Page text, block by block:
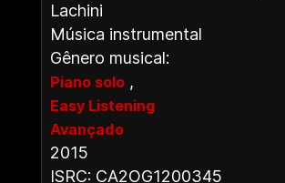
Lachini
Música instrumental
Gênero musical:
Piano solo ,
Easy Listening
Avançado
2015
ISRC: CA2OG1200345